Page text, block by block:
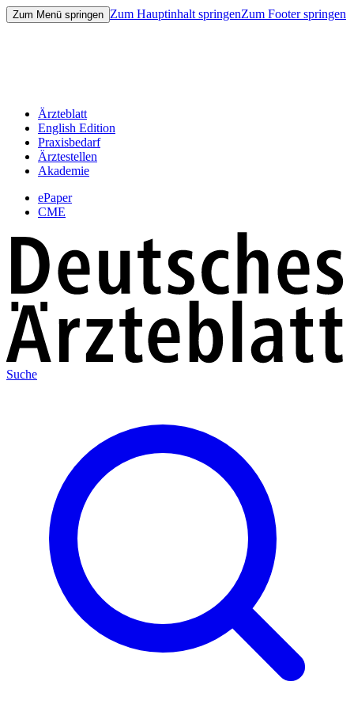
Zum Menü springen Zum Hauptinhalt springenZum Footer springen
Ärzteblatt
English Edition
Praxisbedarf
Ärztestellen
Akademie
ePaper
CME
Suche